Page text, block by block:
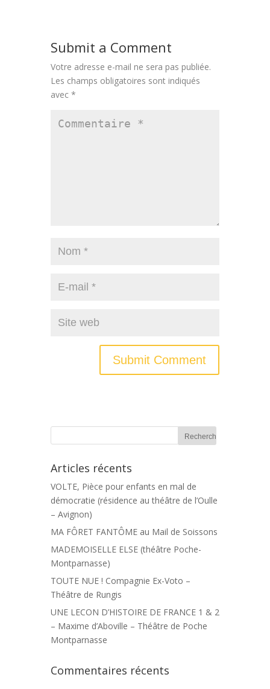
Submit a Comment
Votre adresse e-mail ne sera pas publiée.
Les champs obligatoires sont indiqués
avec *
Articles récents
VOLTE, Pièce pour enfants en mal de
démocratie (résidence au théâtre de l’Oulle
– Avignon)
MA FÔRET FANTÔME au Mail de Soissons
MADEMOISELLE ELSE (théâtre Poche-
Montparnasse)
TOUTE NUE ! Compagnie Ex-Voto –
Théâtre de Rungis
UNE LECON D’HISTOIRE DE FRANCE 1 & 2
– Maxime d’Aboville – Théâtre de Poche
Montparnasse
Commentaires récents